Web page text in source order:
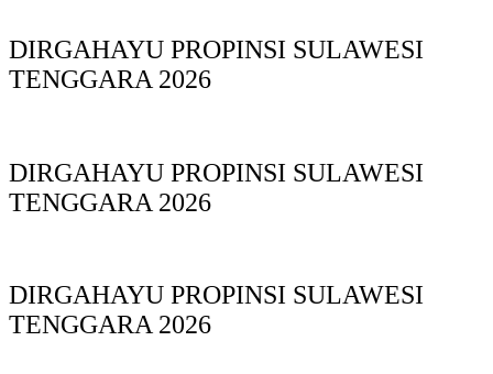
DIRGAHAYU PROPINSI SULAWESI
TENGGARA 2026
DIRGAHAYU PROPINSI SULAWESI
TENGGARA 2026
DIRGAHAYU PROPINSI SULAWESI
TENGGARA 2026